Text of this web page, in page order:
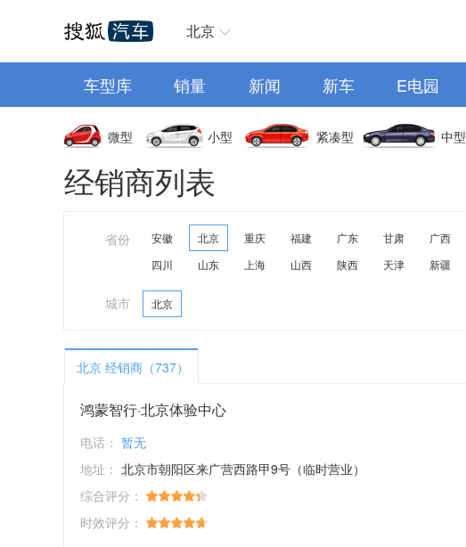
北京
车型库 销量 新闻 新车 E电园
微型 小型 紧凑型 中型
经销商列表
省份 安徽 北京 重庆 福建 广东 甘肃 广西
四川
山东 上海 山西 陕西 天津 新疆
城市 北京
北京 经销商（737）
鸿蒙智行·北京体验中心
电话： 暂无
地址： 北京市朝阳区来广营西路甲9号（临时营业）
综合评分：
时效评分：